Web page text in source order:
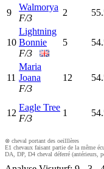
9
Walmorya
F/3
2
10
Lightning
Bonnie
F/3
5
11
Maria
Joana
F/3
12
12
Eagle Tree
F/3
1
⊗ cheval portant des oeilllères
E1 chevaux faisant partie de la même
DA, DP, D4 cheval déferré (antérieurs,